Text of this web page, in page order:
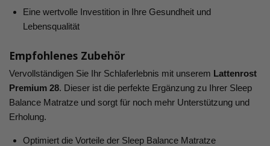
Eine wertvolle Investition in Ihre Gesundheit und
Lebensqualität
Empfohlenes Zubehör
Vervollständigen Sie Ihr Schlaferlebnis mit unserem Lattenrost
Premium 28. Dieser ist die perfekte Ergänzung zu Ihrer Sleep
Balance Matratze und sorgt für noch mehr Unterstützung und
Erholung.
Optimiert die Vorteile der Sleep Balance Matratze